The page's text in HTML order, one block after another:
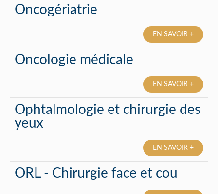
Oncogériatrie
EN SAVOIR +
Oncologie médicale
EN SAVOIR +
Ophtalmologie et chirurgie des
yeux
EN SAVOIR +
ORL - Chirurgie face et cou